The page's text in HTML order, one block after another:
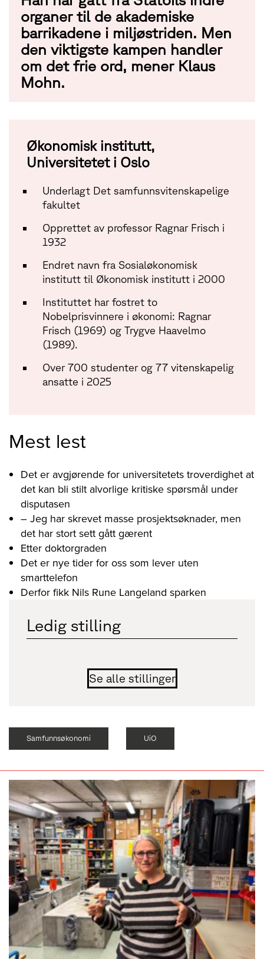
organer til de akademiske
barrikadene i miljøstriden. Men
den viktigste kampen handler
om det frie ord, mener Klaus
Mohn.
Ledig stilling
Se alle stillinger
Mest lest
Det er avgjørende for universitetets troverdighet at
det kan bli stilt alvorlige kritiske spørsmål under
disputasen
– Jeg har skrevet masse prosjektsøknader, men
det har stort sett gått gærent
Etter doktorgraden
Det er nye tider for oss som lever uten
smarttelefon
Derfor fikk Nils Rune Langeland sparken
Økonomisk institutt,
Universitetet i Oslo
Underlagt Det samfunnsvitenskapelige
fakultet
Opprettet av professor Ragnar Frisch i
1932
Endret navn fra Sosialøkonomisk
institutt til Økonomisk institutt i 2000
Instituttet har fostret to
Nobelprisvinnere i økonomi: Ragnar
Frisch (1969) og Trygve Haavelmo
(1989).
Over 700 studenter og 77 vitenskapelig
ansatte i 2025
Samfunnsøkonomi UiO